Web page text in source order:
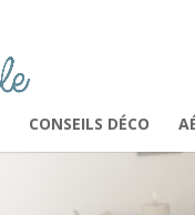
CONSEILS DÉCO